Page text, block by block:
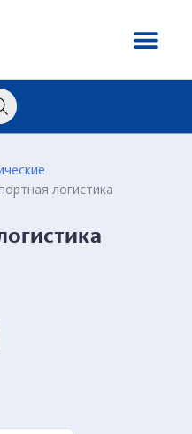
логистика